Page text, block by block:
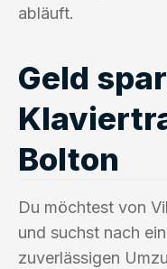
abläuft.
Geld
Bolton
Du möchtest von
und suchst nach
zuverlässigen